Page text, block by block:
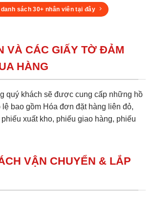
sách 30+ nhân viên tại đây
VÀ CÁC GIẤY TỜ ĐẢM
HÀNG
quý khách sẽ được cung cấp những hồ
bao gồm Hóa đơn đặt hàng liên đỏ,
xuất kho, phiếu giao hàng, phiếu
VẬN CHUYỂN & LẮP